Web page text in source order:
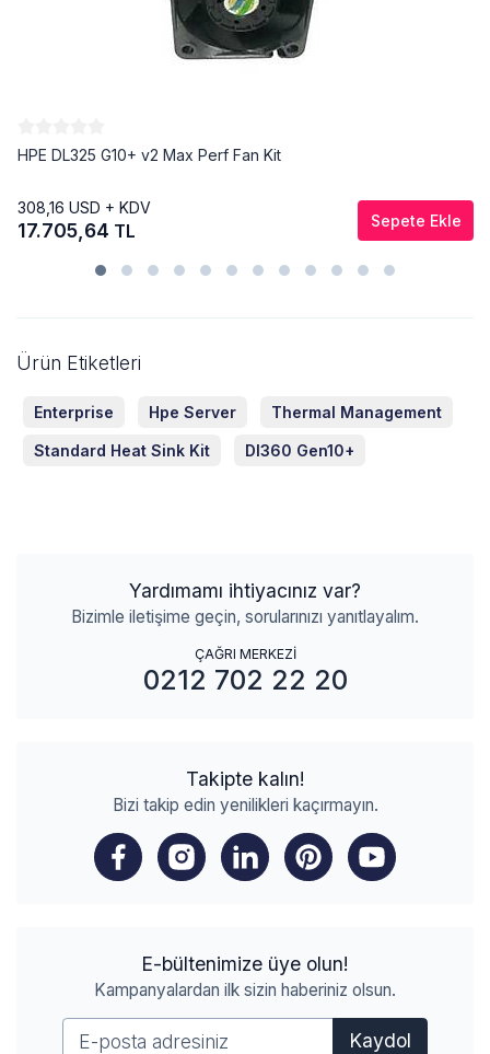
HPE DL325 G10+ v2 Max Perf Fan Kit
308,16 USD + KDV
17.705,64 TL Sepete Ekle
Ürün Etiketleri
Enterprise Hpe Server Thermal Management
Standard Heat Sink Kit Dl360 Gen10+
Yardımamı ihtiyacınız var?
Bizimle iletişime geçin, sorularınızı yanıtlayalım.
ÇAĞRI MERKEZİ
0212 702 22 20
Takipte kalın!
Bizi takip edin yenilikleri kaçırmayın.
E-bültenimize üye olun!
Kampanyalardan ilk sizin haberiniz olsun.
Kaydol